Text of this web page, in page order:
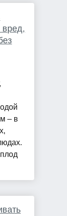
вред,
– в